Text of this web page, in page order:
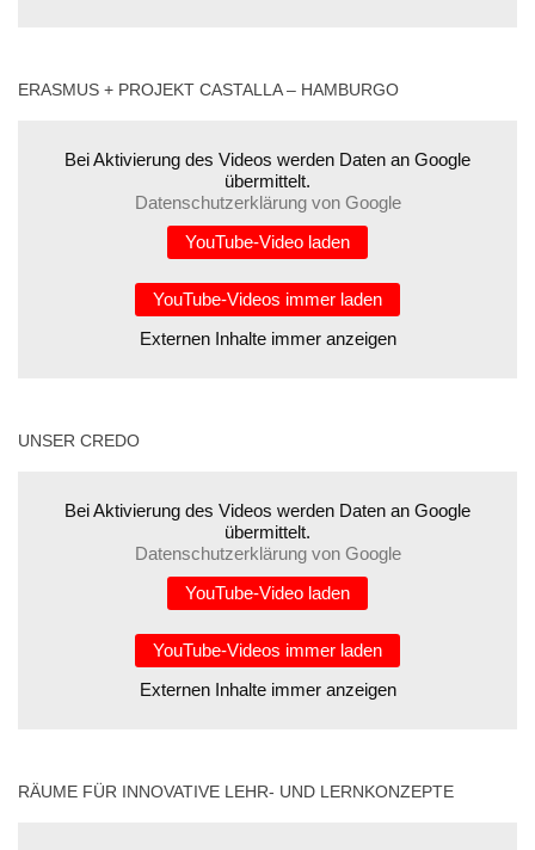
ERASMUS + PROJEKT CASTALLA – HAMBURGO
Bei Aktivierung des Videos werden Daten an Google
übermittelt.
Datenschutzerklärung von Google
YouTube-Video laden
YouTube-Videos immer laden
Externen Inhalte immer anzeigen
UNSER CREDO
Bei Aktivierung des Videos werden Daten an Google
übermittelt.
Datenschutzerklärung von Google
YouTube-Video laden
YouTube-Videos immer laden
Externen Inhalte immer anzeigen
RÄUME FÜR INNOVATIVE LEHR- UND LERNKONZEPTE